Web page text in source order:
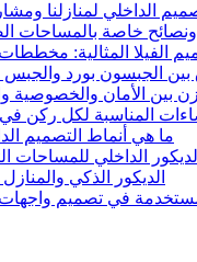
الداخلي لمنازلنا
الفيلا المثالية:
بين الجبسون بورد والجبس
بين الأمان والخصوصية
المناسبة لكل ركن
ما هي أنماط التصميم
الداخلي للمساحات
الديكور الذكي والمنازل
في تصميم